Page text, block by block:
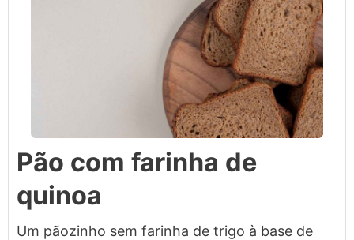
Pão com farinha de
quinoa
Um pãozinho sem farinha de trigo à base de